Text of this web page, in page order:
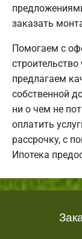
заказать
Помогаем с
предлагаем
собственной
ни о чем не
оплатить
рассрочку, с
Ипотека